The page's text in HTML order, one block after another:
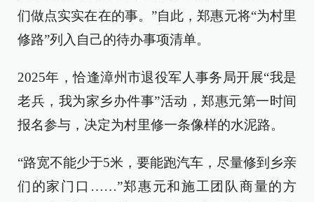
们做点实实在在的事。”自此，郑惠元将“为村里
修路”列入自己的待办事项清单。
2025年，恰逢漳州市退役军人事务局开展“我是
老兵，我为家乡办件事”活动，郑惠元第一时间
报名参与，决定为村里修一条像样的水泥路。
“路宽不能少于5米，要能跑汽车，尽量修到乡亲
们的家门口……”郑惠元和施工团队商量的方